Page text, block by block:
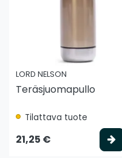
LORD NELSON
Teräsjuomapullo
Tilattava tuote
21,25 €